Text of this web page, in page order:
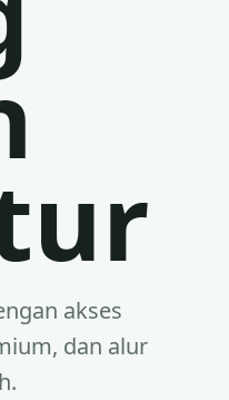
akses
dan alur